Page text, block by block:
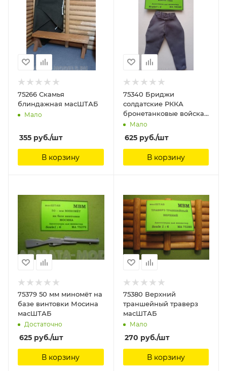
75266 Скамья
блиндажная масШТАБ
Мало
355 руб./шт
В корзину
75340 Бриджи
солдатские РККА
бронетанковые войска
масШТАБ
Мало
625руб./шт
В корзину
75379 50 мм миномёт на
базе винтовки Мосина
масШТАБ
Достаточно
625 руб./шт
В корзину
75380 Верхний
траншейный траверз
масШТАБ
Мало
270 руб./шт
В корзину